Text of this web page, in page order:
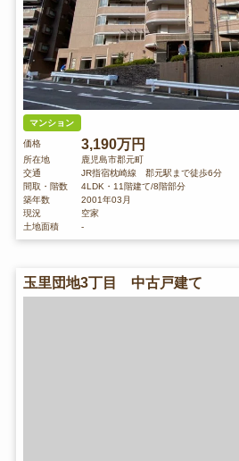
マンション
価格 3,190万円
所在地
鹿児島市郡元町
交通
JR指宿枕崎線 郡元駅まで徒歩6分
間取・階数
4LDK・11階建て/8階部分
築年数
2001年03月
現況
空家
土地面積
-
玉里団地3丁目 中古戸建て